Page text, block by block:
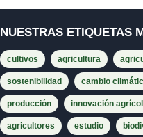
NUESTRAS ETIQUETAS
cultivos agricultura
sostenibilidad cambio
producción innovación
agricultores estudio